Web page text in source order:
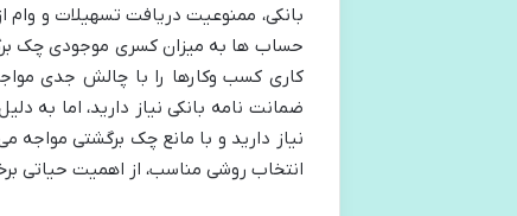
بانکی، ممنوعیت دریافت تسهیلات و
حساب ها به میزان کسری موجودی چک
کاری کسب وکارها را با چالش جدی
ضمانت نامه بانکی نیاز دارید، اما به
نیاز دارید و با مانع چک برگشتی
انتخاب روشی مناسب، از اهمیت حیاتی